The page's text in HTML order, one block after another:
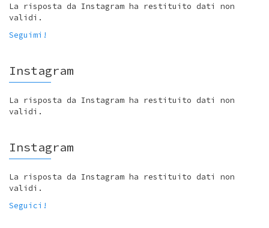
La risposta da Instagram ha restituito dati non
validi.
Seguimi!
Instagram
La risposta da Instagram ha restituito dati non
validi.
Instagram
La risposta da Instagram ha restituito dati non
validi.
Seguici!